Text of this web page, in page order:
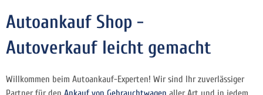
Autoankauf Shop -
Autoverkauf leicht gemacht
Willkommen beim Autoankauf-Experten! Wir sind Ihr zuverlässiger